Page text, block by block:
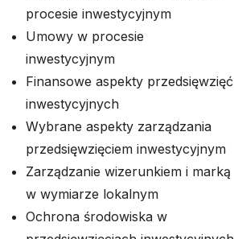
procesie inwestycyjnym
Umowy w procesie
inwestycyjnym
Finansowe aspekty przedsięwzięć
inwestycyjnych
Wybrane aspekty zarządzania
przedsięwzięciem inwestycyjnym
Zarządzanie wizerunkiem i marką
w wymiarze lokalnym
Ochrona środowiska w